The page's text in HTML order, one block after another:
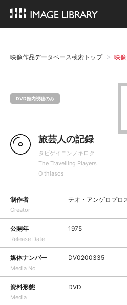
映像作品データベース検索トップ 映
DVD館内視聴のみ
旅芸人の記録
タビゲイニンノキロク
The Travelling Players
O thiasos
制作者
Creator
テオ・アンゲロプロ
公開年
Release Date
1975
媒体ナンバー
Media No
DV0200335
資料形態
Media
DVD